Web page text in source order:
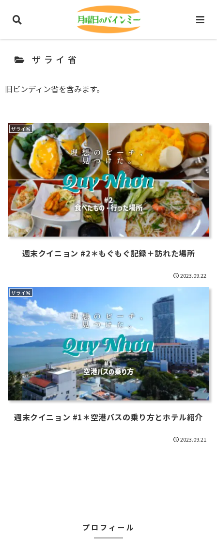
ベトナム旅行・観光
ザライ省
旧ビンディン省を含みます。
ザライ省
週末クイニョン #2＊もぐもぐ記録＋訪れた場所
2023.09.22
ザライ省
週末クイニョン #1＊空港バスの乗り方とホテル紹介
2023.09.21
プロフィール